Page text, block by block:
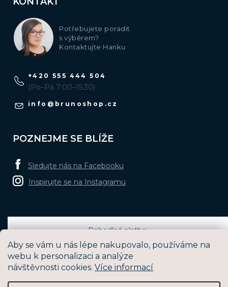
Aby se vám u nás lépe nakupovalo, používáme na
webu k personalizaci a analýze
návštěvnosti cookies. Více informací
Potřebujete poradit
s výběrem?
Kontaktujte Hanku
info @ brunoshop.cz
+420 555 444 504
(Po–Pá 7:00–15:30)
POZNEJME SE BLÍŽE
Sledujte nás na Facebooku
Inspirujte se na Instagramu
Pohodlná platba: